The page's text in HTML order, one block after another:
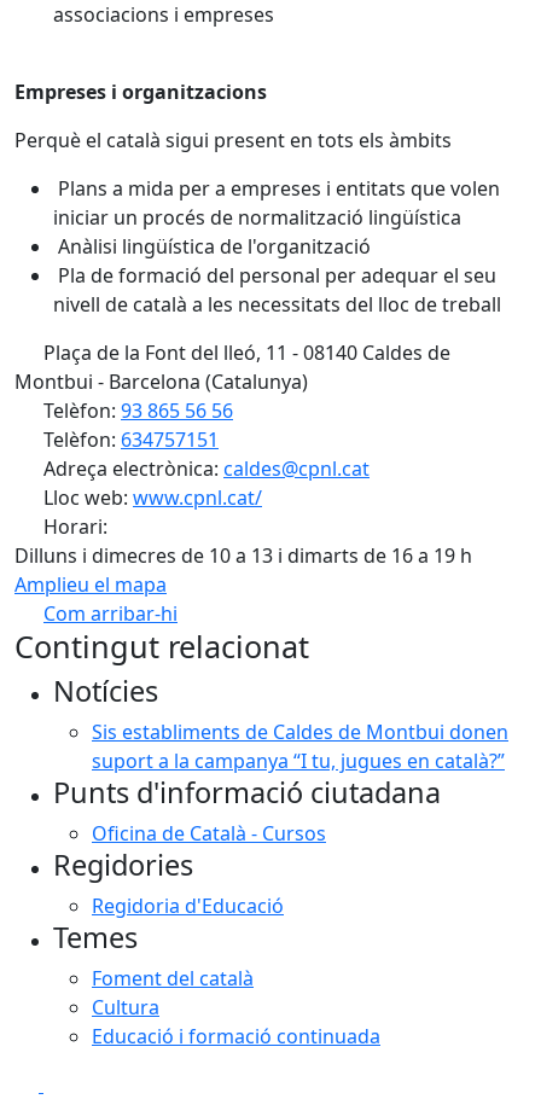
associacions i empreses
Empreses i organitzacions
Perquè el català sigui present en tots els àmbits
Plans a mida per a empreses i entitats que volen
iniciar un procés de normalització lingüística
Anàlisi lingüística de l'organització
Pla de formació del personal per adequar el seu
nivell de català a les necessitats del lloc de treball
Plaça de la Font del lleó, 11 - 08140 Caldes de
Montbui - Barcelona (Catalunya)
Telèfon: 93 865 56 56
Telèfon: 634757151
Adreça electrònica: caldes@cpnl.cat
Lloc web: www.cpnl.cat/
Horari:
Dilluns i dimecres de 10 a 13 i dimarts de 16 a 19 h
Amplieu el mapa
Com arribar-hi
+
Contingut relacionat
Notícies
Sis establiments de Caldes de Montbui donen
suport a la campanya “I tu, jugues en català?”
Punts d'informació ciutadana
Oficina de Català - Cursos
Regidories
Regidoria d'Educació
Temes
Foment del català
Cultura
Educació i formació continuada